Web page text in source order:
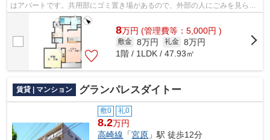
はアパートです。共用部にゴミ置き場があるので、外部の人にごみを見られ
たり持っていかれるリスクが低くなり...
8万円 (管理費等：5,000円 )
敷金 8万円 礼金 8万円
1階 / 1LDK / 47.93㎡
賃貸 | マンション グランパレスダイトー
敷0 礼0
8.2万円
高崎線 「宮原 」駅 徒歩12分